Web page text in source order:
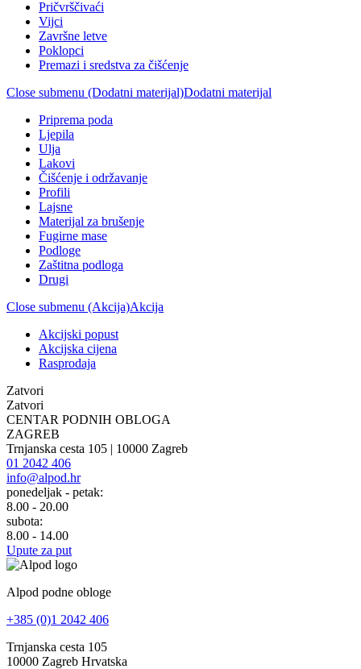
Pričvrščivaći
Vijci
Završne letve
Poklopci
Premazi i sredstva za čišćenje
Close submenu (Dodatni materijal)Dodatni materijal
Priprema poda
Ljepila
Ulja
Lakovi
Čišćenje i održavanje
Profili
Lajsne
Materijal za brušenje
Fugirne mase
Podloge
Zaštitna podloga
Drugi
Close submenu (Akcija)Akcija
Akcijski popust
Akcijska cijena
Rasprodaja
Zatvori
Zatvori
CENTAR PODNIH OBLOGA
ZAGREB
Trnjanska cesta 105 | 10000 Zagreb
01 2042 406
info@alpod.hr
ponedeljak - petak:
8.00 - 20.00
subota:
8.00 - 14.00
Upute za put
Alpod podne obloge
+385 (0)1 2042 406
Trnjanska cesta 105
10000 Zagreb Hrvatska